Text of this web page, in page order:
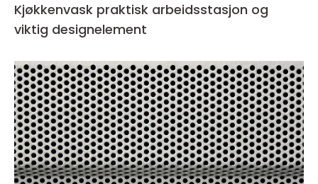
Kjøkkenvask praktisk arbeidsstasjon og
viktig designelement